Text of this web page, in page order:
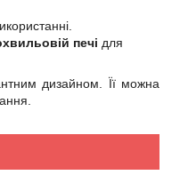
печі для
дизайном. Її можна